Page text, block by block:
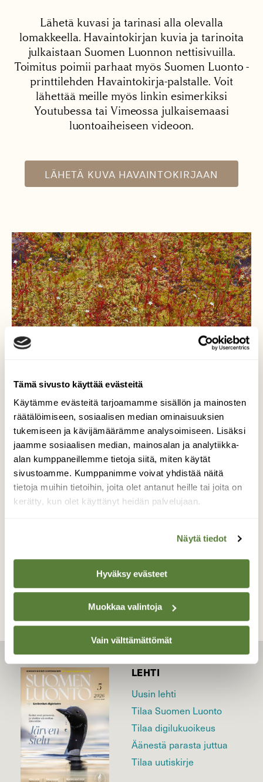
Tämä sivusto käyttää evästeitä
Käytämme evästeitä tarjoamamme sisällön ja mainosten
räätälöimiseen, sosiaalisen median ominaisuuksien
tukemiseen ja kävijämäärämme analysoimiseen. Lisäksi
jaamme sosiaalisen median, mainosalan ja analytiikka-
alan kumppaneillemme tietoja siitä, miten käytät
sivustoamme. Kumppanimme voivat yhdistää näitä
tietoja muihin tietoihin, joita olet antanut heille tai joita on
kerätty, kun olet käyttänyt heidän palvelujaan.
Näytä tiedot
Hyväksy evästeet
Muokkaa valintoja
Vain välttämättömät
Lähetä kuvasi ja tarinasi alla olevalla
lomakkeella. Havaintokirjan kuvia ja tarinoita
julkaistaan Suomen Luonnon nettisivuilla.
Toimitus poimii parhaat myös Suomen Luonto -
printtilehden Havaintokirja-palstalle. Voit
lähettää meille myös linkin esimerkiksi
Youtubessa tai Vimeossa julkaisemaasi
luontoaiheiseen videoon.
LÄHETÄ KUVA HAVAINTOKIRJAAN
Kihokki kukkii
Lammen rannalla on laaja kasvusto.
Valokuvaaja: Reijo Juurinen, Nuuksion
TAKAISIN LISTAAN
LEHTI
Uusin lehti
Tilaa Suomen Luonto
Tilaa digilukuoikeus
Äänestä parasta juttua
Tilaa uutiskirje